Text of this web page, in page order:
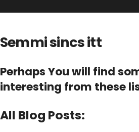
Semmi sincs itt
Perhaps You will find
interesting from these
All Blog Posts: